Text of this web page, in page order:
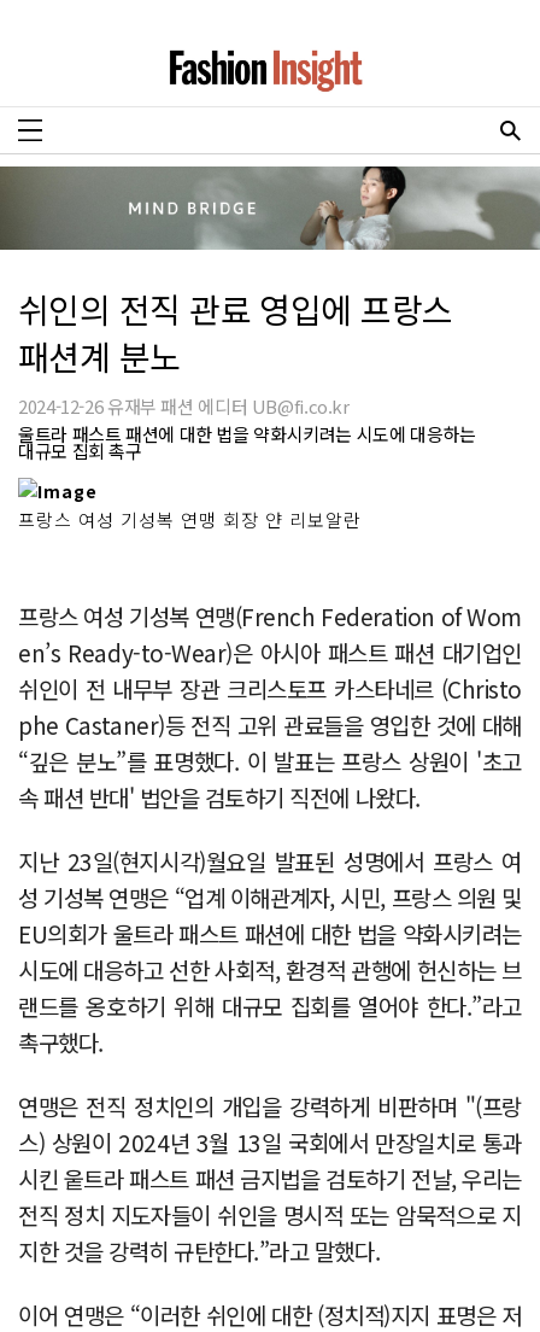
쉬인의 전직 관료 영입에 프랑스
패션계 분노
2024-12-26 유재부 패션 에디터 UB@fi.co.kr
울트라 패스트 패션에 대한 법을 약화시키려는 시도에 대응하는
대규모 집회 촉구
프랑스 여성 기성복 연맹 회장 얀 리보알란
프랑스 여성 기성복 연맹(French Federation of Wom
en’s Ready-to-Wear)은 아시아 패스트 패션 대기업인
쉬인이 전 내무부 장관 크리스토프 카스타네르 (Christo
phe Castaner)등 전직 고위 관료들을 영입한 것에 대해
“깊은 분노”를 표명했다. 이 발표는 프랑스 상원이 '초고
속 패션 반대' 법안을 검토하기 직전에 나왔다.
지난 23일(현지시각)월요일 발표된 성명에서 프랑스 여
성 기성복 연맹은 “업계 이해관계자, 시민, 프랑스 의원 및
EU의회가 울트라 패스트 패션에 대한 법을 약화시키려는
시도에 대응하고 선한 사회적, 환경적 관행에 헌신하는 브
랜드를 옹호하기 위해 대규모 집회를 열어야 한다.”라고
촉구했다.
연맹은 전직 정치인의 개입을 강력하게 비판하며 "(프랑
스) 상원이 2024년 3월 13일 국회에서 만장일치로 통과
시킨 웉트라 패스트 패션 금지법을 검토하기 전날, 우리는
전직 정치 지도자들이 쉬인을 명시적 또는 암묵적으로 지
지한 것을 강력히 규탄한다.”라고 말했다.
이어 연맹은 “이러한 쉬인에 대한 (정치적)지지 표명은 저